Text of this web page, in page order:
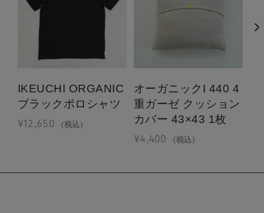
IKEUCHI ORGANIC
ブラックポロシャツ
¥12,650 （税込）
オーガニックI 440 4
重ガーゼ クッション
カバー 43×43 1枚
¥4,400 （税込）